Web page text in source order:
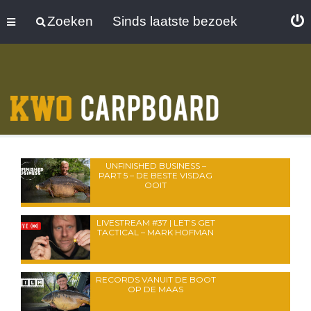
Zoeken Sinds laatste bezoek
UNFINISHED BUSINESS –
PART 5 – DE BESTE VISDAG
OOIT
LIVESTREAM #37 | LET’S GET
TACTICAL – MARK HOFMAN
RECORDS VANUIT DE BOOT
OP DE MAAS